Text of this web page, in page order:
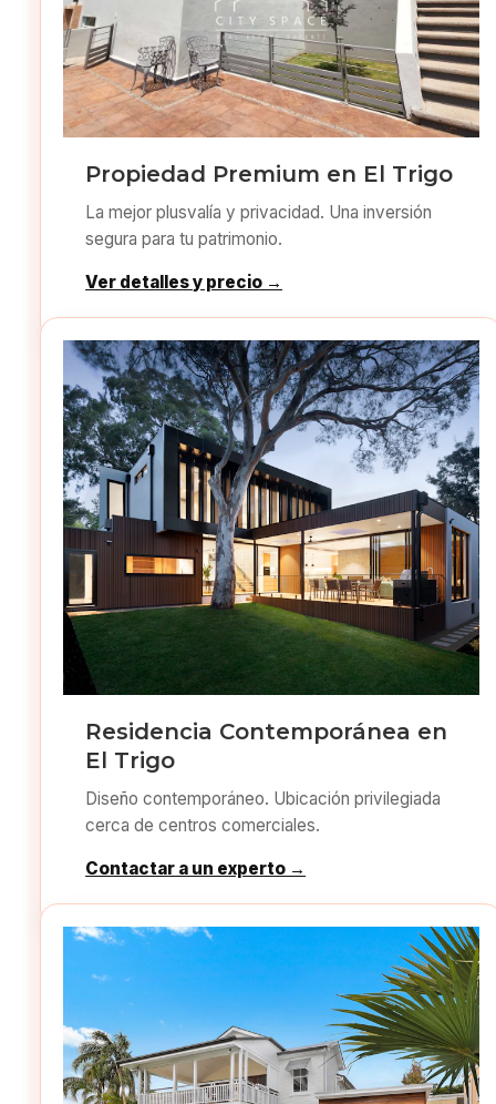
Propiedad Premium en El Trigo
La mejor plusvalía y privacidad. Una inversión
segura para tu patrimonio.
Ver detalles y precio →
Residencia Contemporánea en
El Trigo
Diseño contemporáneo. Ubicación privilegiada
cerca de centros comerciales.
Contactar a un experto →